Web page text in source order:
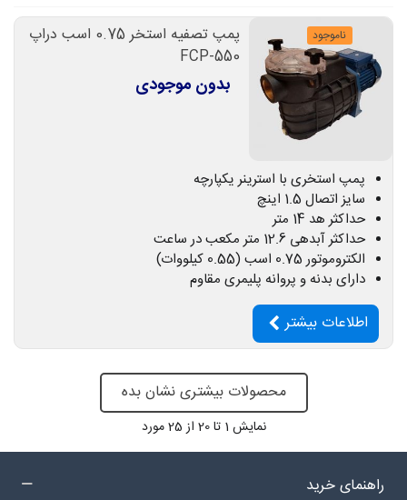
ناموجود
پمپ تصفیه استخر 0.75 اسب دراپ
FCP-550
بدون موجودی
پمپ استخری با استرینر یکپارچه
سایز اتصال 1.5 اینچ
حداکثر هد 14 متر
حداکثر آبدهی 12.6 متر مکعب در ساعت
الکتروموتور 0.75 اسب (0.55 کیلووات)
دارای بدنه و پروانه پلیمری مقاوم
اطلاعات بیشتر
محصولات بیشتری نشان بده
نمایش 1 تا 20 از 25 مورد
راهنمای خرید